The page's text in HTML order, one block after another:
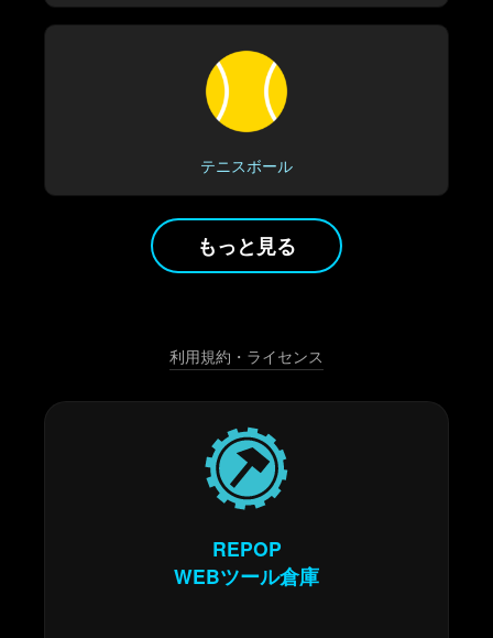
テニスボール
もっと見る
利用規約・ライセンス
REPOP
WEBツール倉庫